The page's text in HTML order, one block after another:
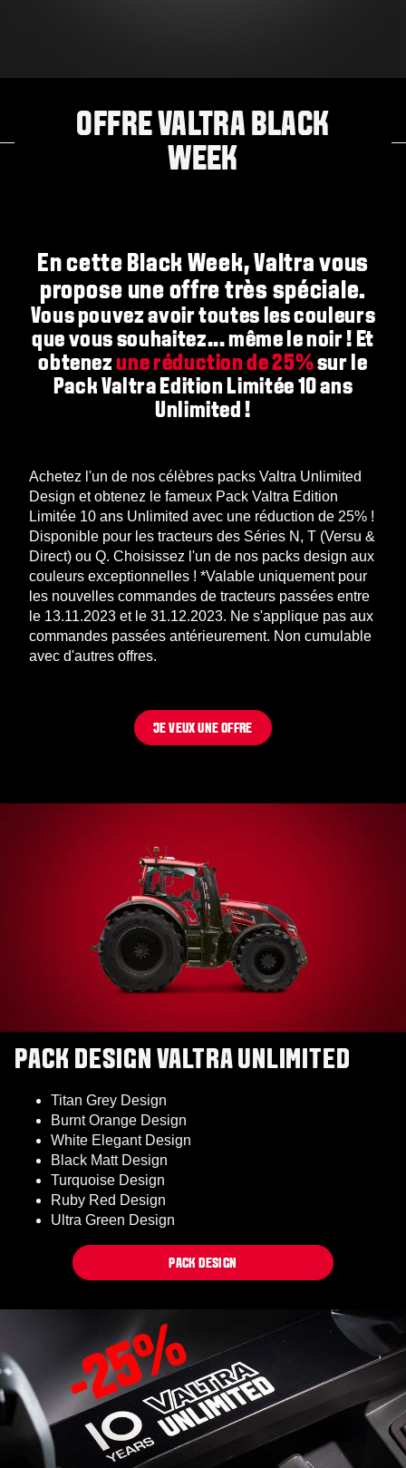
OFFRE VALTRA BLACK
WEEK
En cette Black Week, Valtra vous
propose une offre très spéciale.
Vous pouvez avoir toutes les couleurs
que vous souhaitez... même le noir ! Et
obtenezune réduction de 25%sur le
Pack Valtra Edition Limitée 10 ans
Unlimited !
Achetez l'un de nos célèbres packs Valtra Unlimited
Design et obtenez le fameux Pack Valtra Edition
Limitée 10 ans Unlimited avec une réduction de 25% !
Disponible pour les tracteurs des Séries N, T (Versu &
Direct) ou Q. Choisissez l'un de nos packs design aux
couleurs exceptionnelles ! *Valable uniquement pour
les nouvelles commandes de tracteurs passées entre
le 13.11.2023 et le 31.12.2023. Ne s'applique pas aux
commandes passées antérieurement. Non cumulable
avec d'autres offres.
JE VEUX UNE OFFRE
PACK DESIGN VALTRA UNLIMITED
Titan Grey Design
Burnt Orange Design
White Elegant Design
Black Matt Design
Turquoise Design
Ruby Red Design
Ultra Green Design
PACK DESIGN